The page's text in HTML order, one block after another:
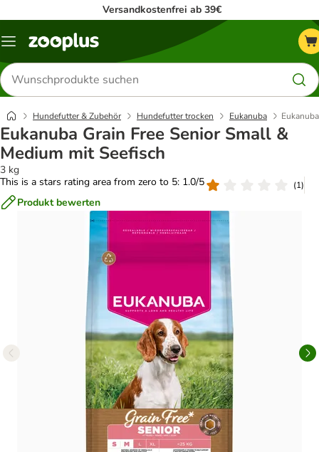
Versandkostenfrei ab 39€
Menü
Produkte
suchen
Hundefutter & Zubehör Hundefutter trocken Eukanuba
Eukanuba Grain Free Senior Small &
Medium mit Seefisch
3 kg
This is a stars rating area from zero to 5: 1.0/5
(1)
Produkt bewerten